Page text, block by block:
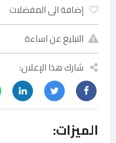
إضافة الى المفضلات
التبليغ عن اساءة
شارك هذا الإعلان:
الميزات: